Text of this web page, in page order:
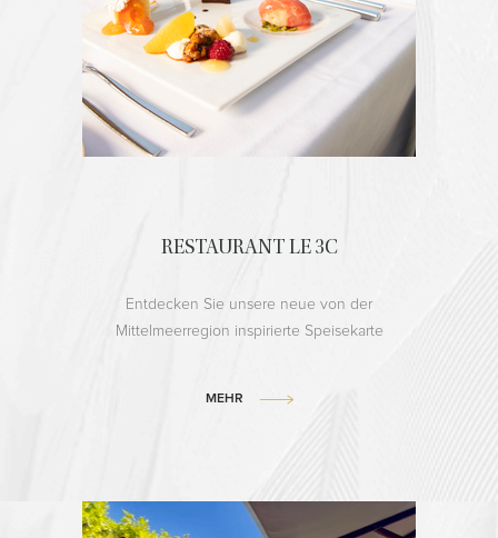
RESTAURANT LE 3C
Entdecken Sie unsere neue von der
Mittelmeerregion inspirierte Speisekarte
MEHR